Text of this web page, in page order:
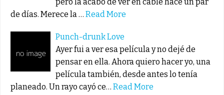
de días. Merece la … Read More
Punch-drunk Love
Ayer fui a ver esa película y no dejé de
pensar en ella. Ahora quiero hacer yo, una
película también, desde antes lo tenía
planeado. Un rayo cayó ce… Read More